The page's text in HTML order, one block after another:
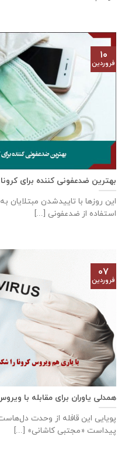
بهترین ضدعفونی کننده برای
این روز‌ها با تاییدشدن مبتلایان
استفاده از ضدعفونی [...]
۱۰
فروردین
همدلی یاوران برای مقابله با
پویایی این قافله از وحدت
پیداست «مجتبی کاشانی» [...]
۰۷
فروردین